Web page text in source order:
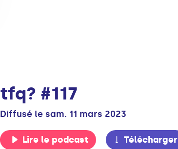
tfq? #117
Diffusé le sam. 11 mars 2023
Lire le podcast Télécharger